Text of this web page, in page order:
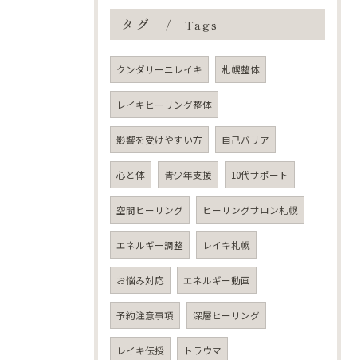
タグ Tags
クンダリーニレイキ 札幌整体
レイキヒーリング整体
影響を受けやすい方 自己バリア
心と体 青少年支援 10代サポート
空間ヒーリング ヒーリングサロン札幌
エネルギー調整 レイキ札幌
お悩み対応 エネルギー動画
予約注意事項 深層ヒーリング
レイキ伝授 トラウマ